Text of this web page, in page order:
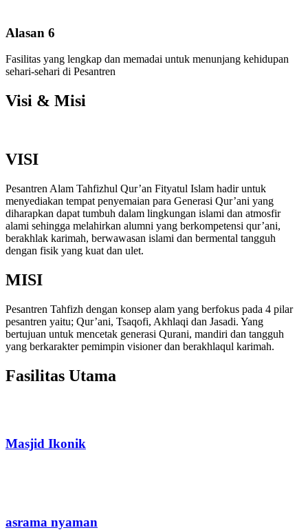
Alasan 6
Fasilitas yang lengkap dan memadai untuk menunjang kehidupan
sehari-sehari di Pesantren
Visi & Misi
VISI
Pesantren Alam Tahfizhul Qur’an Fityatul Islam hadir untuk
menyediakan tempat penyemaian para Generasi Qur’ani yang
diharapkan dapat tumbuh dalam lingkungan islami dan atmosfir
alami sehingga melahirkan alumni yang berkompetensi qur’ani,
berakhlak karimah, berwawasan islami dan bermental tangguh
dengan fisik yang kuat dan ulet.
MISI
Pesantren Tahfizh dengan konsep alam yang berfokus pada 4 pilar
pesantren yaitu; Qur’ani, Tsaqofi, Akhlaqi dan Jasadi. Yang
bertujuan untuk mencetak generasi Qurani, mandiri dan tangguh
yang berkarakter pemimpin visioner dan berakhlaqul karimah.
Fasilitas Utama
Masjid Ikonik
asrama nyaman